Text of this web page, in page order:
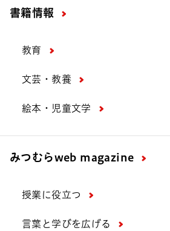
書籍情報
教育
文芸・教養
絵本・児童文学
みつむらweb magazine
授業に役立つ
言葉と学びを広げる